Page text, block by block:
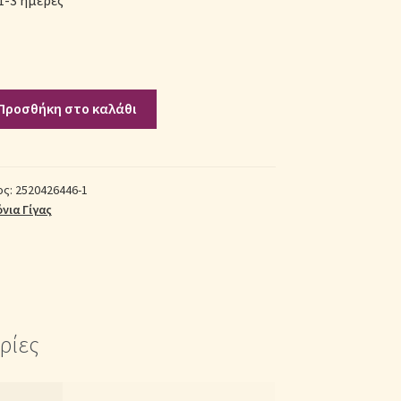
στο καλάθι
2520426446-1
Γίγας